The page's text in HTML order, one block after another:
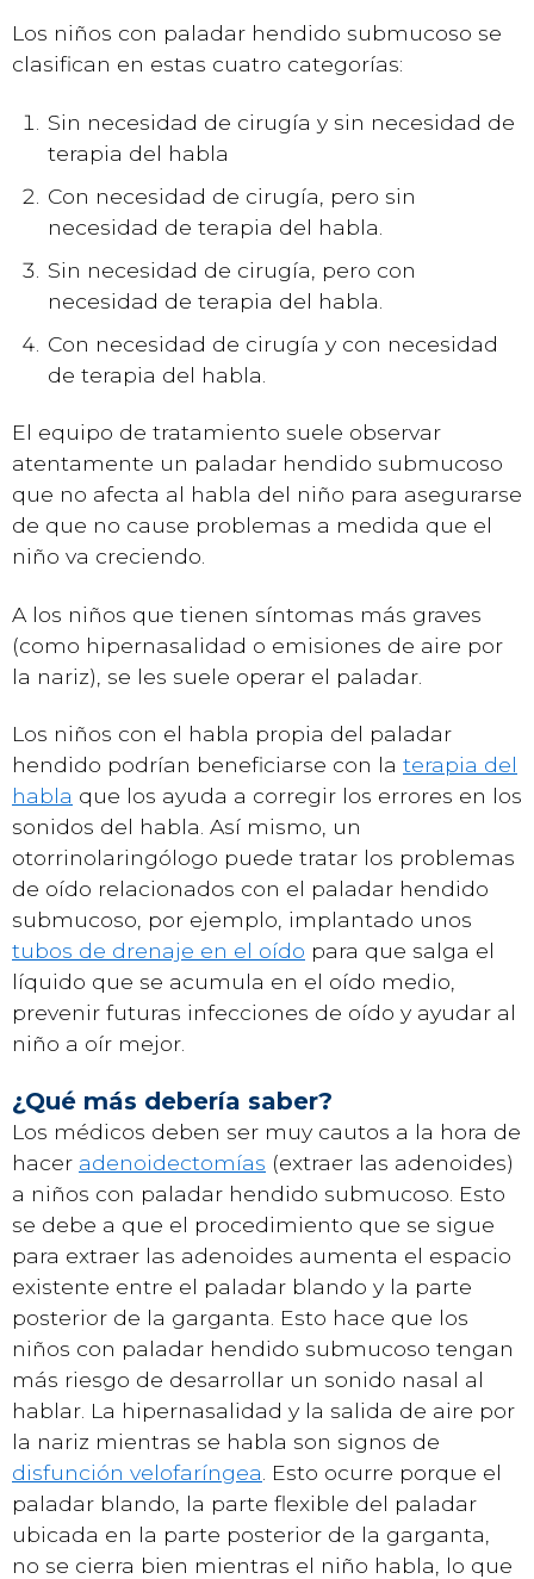
Los niños con paladar hendido submucoso se
clasifican en estas cuatro categorías:
Sin necesidad de cirugía y sin necesidad de
terapia del habla
Con necesidad de cirugía, pero sin
necesidad de terapia del habla.
Sin necesidad de cirugía, pero con
necesidad de terapia del habla.
Con necesidad de cirugía y con necesidad
de terapia del habla.
El equipo de tratamiento suele observar
atentamente un paladar hendido submucoso
que no afecta al habla del niño para asegurarse
de que no cause problemas a medida que el
niño va creciendo.
A los niños que tienen síntomas más graves
(como hipernasalidad o emisiones de aire por
la nariz), se les suele operar el paladar.
Los niños con el habla propia del paladar
hendido podrían beneficiarse con la terapia del
habla que los ayuda a corregir los errores en los
sonidos del habla. Así mismo, un
otorrinolaringólogo puede tratar los problemas
de oído relacionados con el paladar hendido
submucoso, por ejemplo, implantado unos
tubos de drenaje en el oído para que salga el
líquido que se acumula en el oído medio,
prevenir futuras infecciones de oído y ayudar al
niño a oír mejor.
¿Qué más debería saber?
Los médicos deben ser muy cautos a la hora de
hacer adenoidectomías (extraer las adenoides)
a niños con paladar hendido submucoso. Esto
se debe a que el procedimiento que se sigue
para extraer las adenoides aumenta el espacio
existente entre el paladar blando y la parte
posterior de la garganta. Esto hace que los
niños con paladar hendido submucoso tengan
más riesgo de desarrollar un sonido nasal al
hablar. La hipernasalidad y la salida de aire por
la nariz mientras se habla son signos de
disfunción velofaríngea . Esto ocurre porque el
paladar blando, la parte flexible del paladar
ubicada en la parte posterior de la garganta,
no se cierra bien mientras el niño habla, lo que